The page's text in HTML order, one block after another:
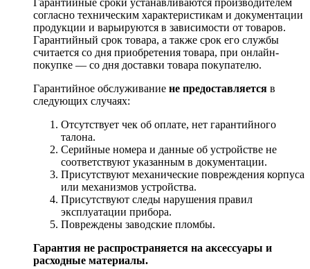
согласно техническим характеристикам и документации
продукции и варьируются в зависимости от товаров.
Гарантийный срок товара, а также срок его службы
считается со дня приобретения товара, при онлайн-
покупке — со дня доставки товара покупателю.
Гарантийное обслуживание не предоставляется в
следующих случаях:
Отсутствует чек об оплате, нет гарантийного
талона.
Серийные номера и данные об устройстве не
соответствуют указанным в документации.
Присутствуют механические повреждения корпуса
или механизмов устройства.
Присутствуют следы нарушения правил
эксплуатации прибора.
Повреждены заводские пломбы.
Гарантия не распространяется на аксессуары и
расходные материалы.